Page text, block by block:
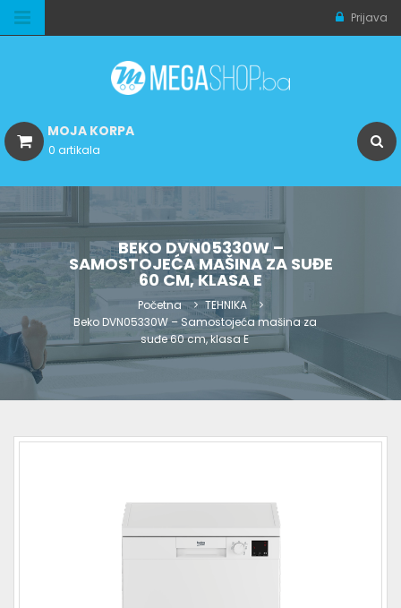
Prijava
MOJA KORPA
0 artikala
BEKO DVN05330W –
SAMOSTOJEĆA MAŠINA ZA SUĐE
60 CM, KLASA E
Početna
TEHNIKA
Beko DVN05330W – Samostojeća mašina za
suđe 60 cm, klasa E